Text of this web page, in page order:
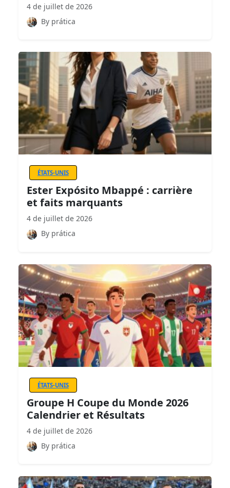
4 de juillet de 2026
By prática
ÉTATS-UNIS
Ester Expósito Mbappé : carrière
et faits marquants
4 de juillet de 2026
By prática
ÉTATS-UNIS
Groupe H Coupe du Monde 2026
Calendrier et Résultats
4 de juillet de 2026
By prática